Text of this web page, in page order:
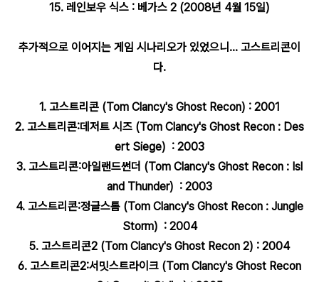
15. 레인보우 식스 : 베가스 2 (2008년 4월 15일)
추가적으로 이어지는 게임 시나리오가 있었으니... 고스트리콘이
다.
1. 고스트리콘 (Tom Clancy's Ghost Recon) : 2001
2. 고스트리콘:데저트 시즈 (Tom Clancy's Ghost Recon : Des
ert Siege) : 2003
3. 고스트리콘:아일랜드썬더 (Tom Clancy's Ghost Recon : Isl
and Thunder) : 2003
4. 고스트리콘:정글스톰 (Tom Clancy's Ghost Recon : Jungle
Storm) : 2004
5. 고스트리콘2 (Tom Clancy's Ghost Recon 2) : 2004
6. 고스트리콘2:서밋스트라이크 (Tom Clancy's Ghost Recon